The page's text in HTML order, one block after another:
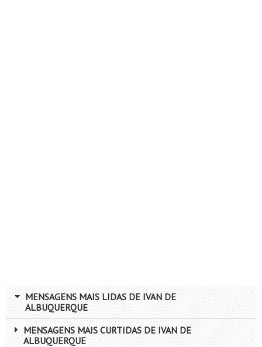
MENSAGENS MAIS LIDAS DE IVAN DE
ALBUQUERQUE
MENSAGENS MAIS CURTIDAS DE IVAN DE
ALBUQUERQUE